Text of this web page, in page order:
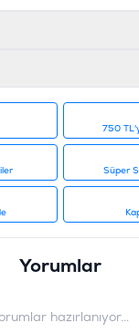
%21, Ham Kül %7,
Vitamin D3 500 mg/kg,
kg
RFT-030
750
Süper
Yorumlar
hazırlanıyor...